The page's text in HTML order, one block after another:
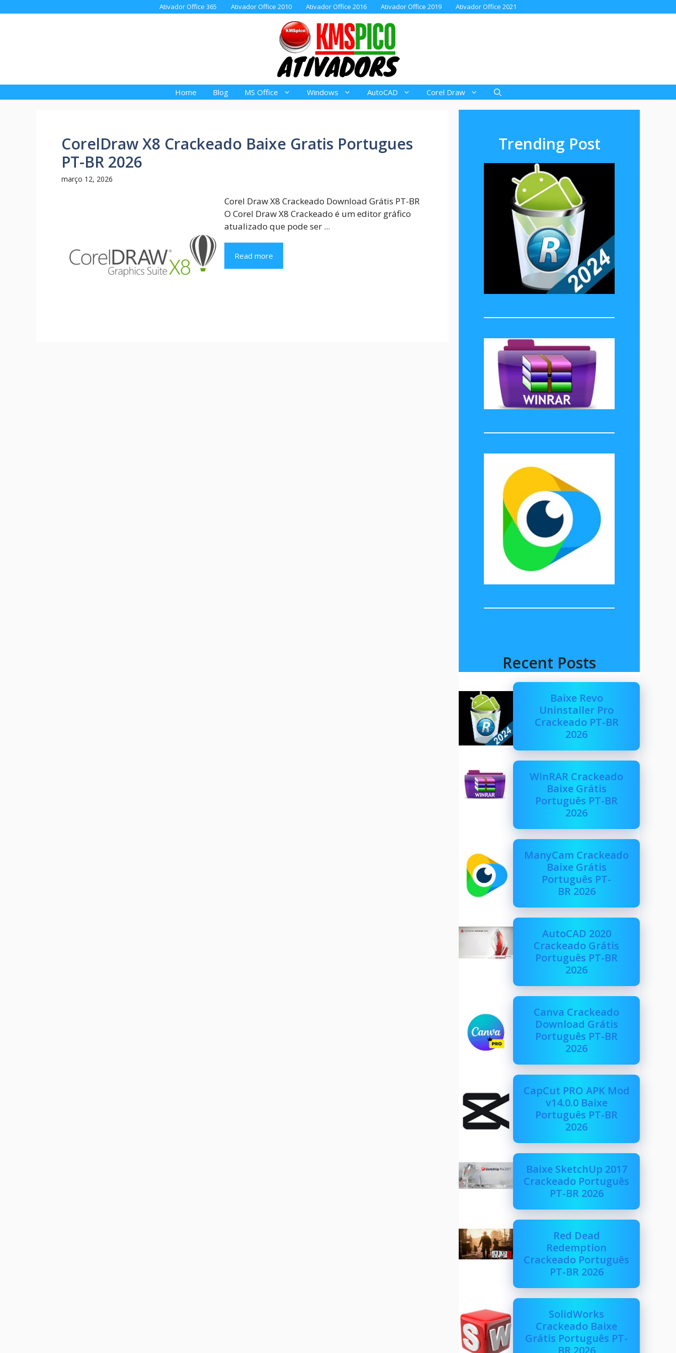
Ativador Office 365 Ativador Office 2010 Ativador Office 2016 Ativador Office 2019 Ativador Office 2021
Home Blog MS Office Windows AutoCAD Corel Draw
CorelDraw X8 Crackeado Baixe Gratis Portugues
PT-BR 2026
março 12, 2026
Corel Draw X8 Crackeado Download Grátis PT-BR
O Corel Draw X8 Crackeado é um editor gráfico
atualizado que pode ser ...
Read more
Trending Post
Recent Posts
Baixe Revo
Uninstaller Pro
Crackeado PT-BR
2026
WinRAR Crackeado
Baixe Grátis
Português PT-BR
2026
ManyCam Crackeado
Baixe Grátis
Português PT-
BR 2026
AutoCAD 2020
Crackeado Grátis
Português PT-BR
2026
Canva Crackeado
Download Grátis
Português PT-BR
2026
CapCut PRO APK Mod
v14.0.0 Baixe
Português PT-BR
2026
Baixe SketchUp 2017
Crackeado Português
PT-BR 2026
Red Dead
Redemption
Crackeado Português
PT-BR 2026
SolidWorks
Crackeado Baixe
Grátis Português PT-
BR 2026